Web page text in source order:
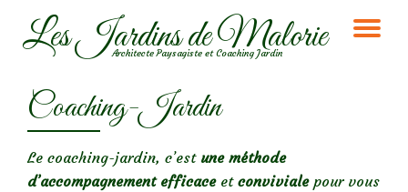
AllerLes Jardins de Malorie
Architecte Paysagiste et Coaching Jardin
Coaching-Jardin
Le coaching-jardin, c’est une méthode
d’accompagnement efficaceet convivialepour vous